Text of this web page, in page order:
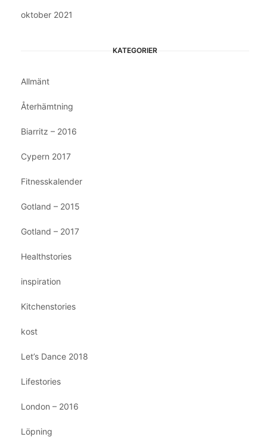
oktober 2021
KATEGORIER
Allmänt
Återhämtning
Biarritz – 2016
Cypern 2017
Fitnesskalender
Gotland – 2015
Gotland – 2017
Healthstories
inspiration
Kitchenstories
kost
Let’s Dance 2018
Lifestories
London – 2016
Löpning